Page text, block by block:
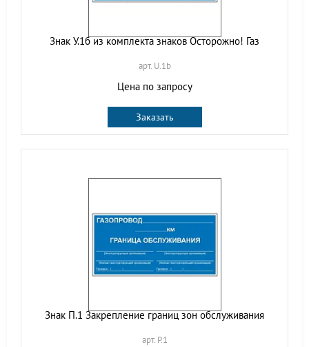
Знак У.1б из комплекта знаков Осторожно! Газ
арт. U.1b
Цена по запросу
Заказать
Знак П.1 Закрепление границ зон обслуживания
арт. P.1